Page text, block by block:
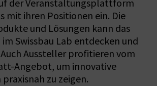
der Veranstaltungsplattform
mit ihren Positionen ein. Die
und Lösungen kann das
Swissbau Lab entdecken und
Aussteller profitieren vom
Angebot, um innovative
zu zeigen.